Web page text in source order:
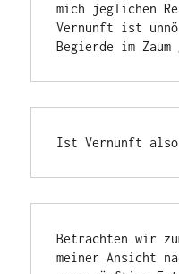
mich jeglichen
Vernunft ist
Begierde im Zaum
Ist Vernunft also
Betrachten wir
meiner Ansicht